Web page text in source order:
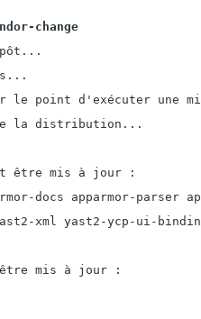
change
le point d'exécuter une
la distribution...
être mis à jour :
docs apparmor-parser
xml yast2-ycp-ui-
être mis à jour :